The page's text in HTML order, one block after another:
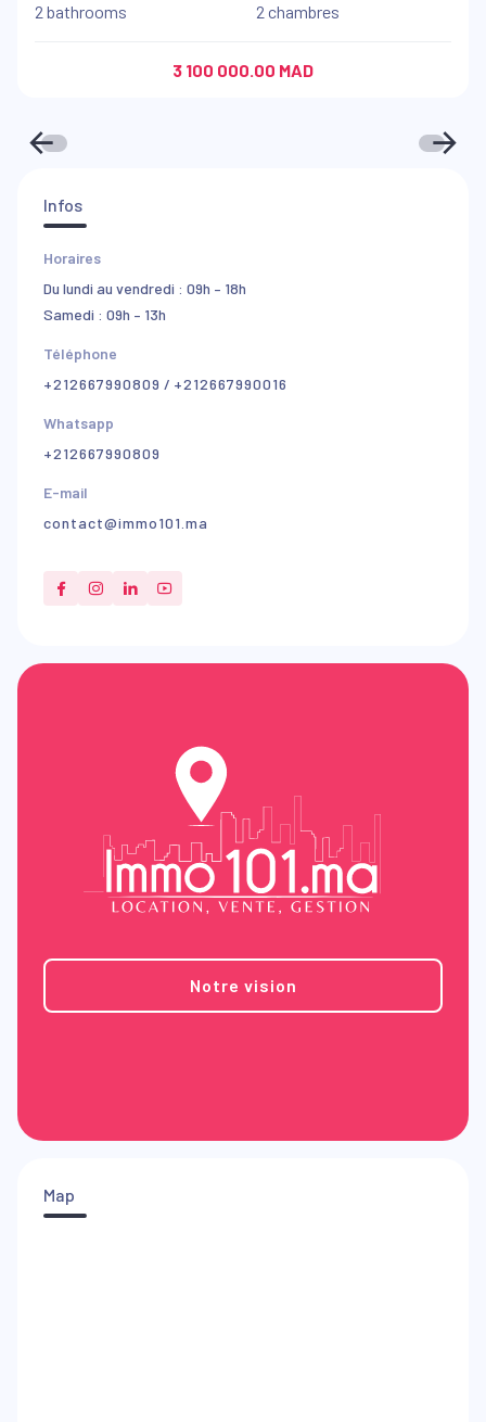
2 bathrooms
2 chambres
3 100 000.00 MAD
Infos
Horaires
Du lundi au vendredi : 09h – 18h
Samedi : 09h – 13h
Téléphone
+212667990809 / +212667990016
Whatsapp
+212667990809
E-mail
contact@immo101.ma
Notre vision
Map